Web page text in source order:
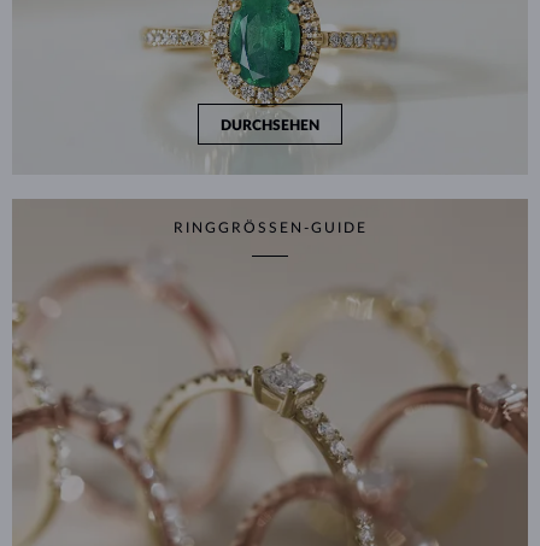
DURCHSEHEN
RINGGRÖSSEN-GUIDE